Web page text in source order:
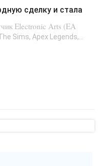
сделку и стала
Electronic Arts (EA
Sims, Apex Legends,...